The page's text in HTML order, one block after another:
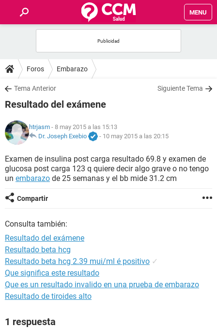
MENU
FOROS
SALUD
NUTRICIÓN
BIENESTAR
Foros Embarazo
Tema Anterior Siguiente Tema
Resultado del exámene
htrjasm - 8 may 2015 a las 15:13
Dr. Joseph Exebio
- 10 may 2015 a las 20:15
Examen de insulina post carga resultado 69.8 y examen de
glucosa post carga 123 q quiere decir algo grave o no tengo
un embarazo de 25 semanas y el bb mide 31.2 cm
Compartir
Consulta también:
Resultado del exámene
Resultado beta hcg
Resultado beta hcg 2.39 mui/ml é positivo ✓
Que significa este resultado
Que es un resultado invalido en una prueba de embarazo
Resultado de tiroides alto
1 respuesta